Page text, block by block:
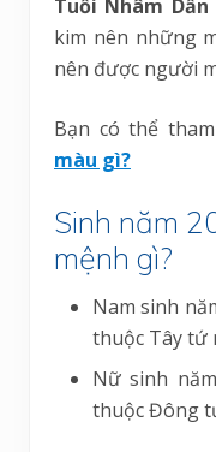
Tuổi Nhâm
kim nên những
nên được người
Bạn có thể
màu gì?
Sinh năm
mệnh gì?
Nam sinh
thuộc Tây tứ
Nữ sinh
thuộc Đông